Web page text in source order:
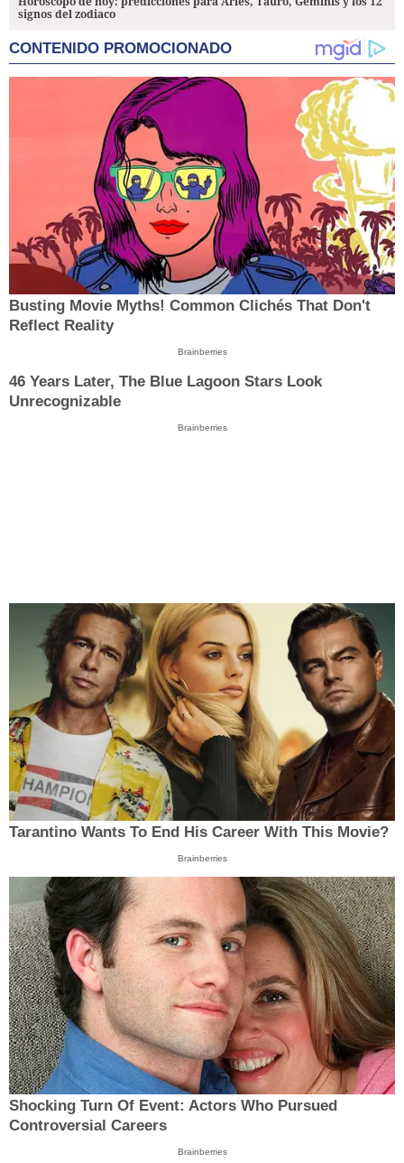
signos del zodiaco
CONTENIDO PROMOCIONADO
Busting Movie Myths! Common Clichés That Don't
Reflect Reality
Brainberries
46 Years Later, The Blue Lagoon Stars Look
Unrecognizable
Brainberries
Tarantino Wants To End His Career With This Movie?
Brainberries
Shocking Turn Of Event: Actors Who Pursued
Controversial Careers
Brainberries